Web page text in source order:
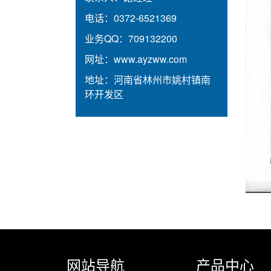
电话： 0372-6521369
业务QQ： 709132200
网址： www.ayzww.com
地址： 河南省林州市姚村镇南
环开发区
网站导航 产品中心